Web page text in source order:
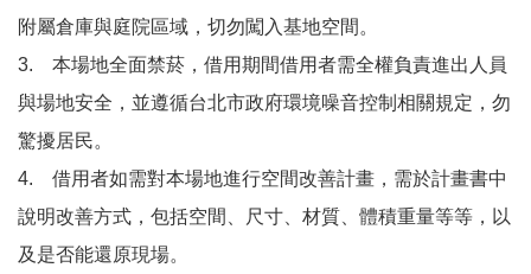
附屬倉庫與庭院區域，切勿闖入基地空間。
3. 本場地全面禁菸，借用期間借用者需全權負責進出人員
與場地安全，並遵循台北市政府環境噪音控制相關規定，勿
驚擾居民。
4. 借用者如需對本場地進行空間改善計畫，需於計畫書中
說明改善方式，包括空間、尺寸、材質、體積重量等等，以
及是否能還原現場。